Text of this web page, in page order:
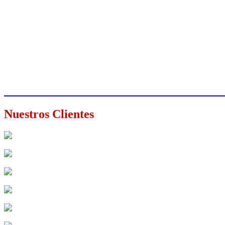
Nuestros Clientes